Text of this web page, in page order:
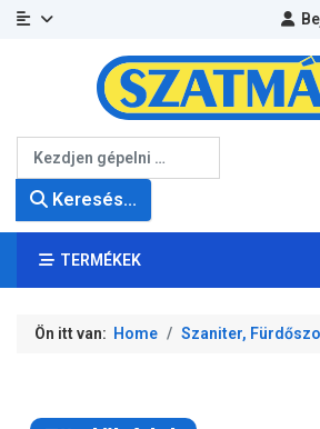
Keresés...
TERMÉKEK
Ön itt van: Home Szaniter,